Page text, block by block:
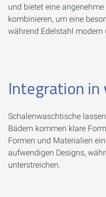
und bietet eine
kombinieren, um eine
während Edelstahl
Integration in
Schalenwaschtische
Bädern kommen klare
Formen und Materialien
aufwendigen Designs,
unterstreichen.